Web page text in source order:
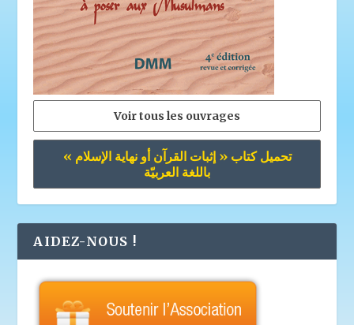
Voir tous les ouvrages
تحميل كتاب « إثبات القرآن أو نهاية الإسلام »
باللغة العربيّة
AIDEZ-NOUS !